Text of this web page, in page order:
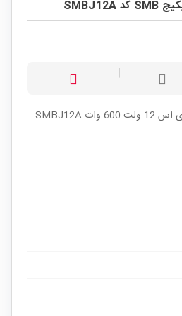
دیود TVS Unidirect تی وی اس 12 ولت 600 وات SMBJ12A